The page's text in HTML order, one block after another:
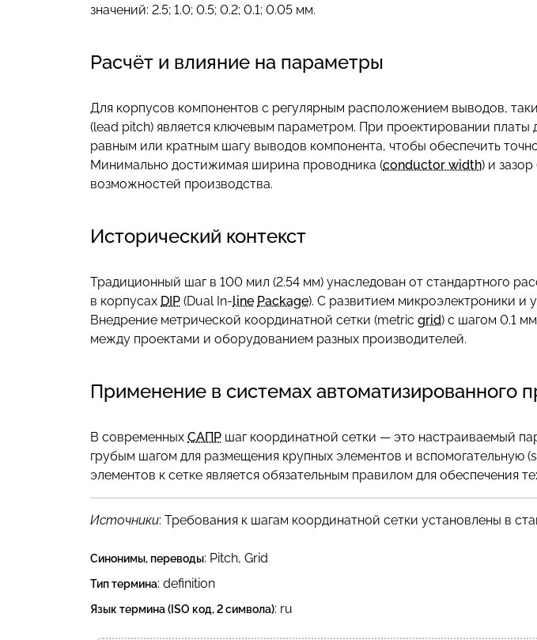
значений: 2.5; 1.0; 0.5; 0.2; 0.1; 0.05 мм.
Расчёт и влияние на параметры
Для корпусов компонентов с регулярным расположением выводов,
(lead pitch) является ключевым параметром. При проектировании
равным или кратным шагу выводов компонента, чтобы обеспечить
Минимально достижимая ширина проводника (conductor width) и зазор
возможностей производства.
Исторический контекст
Традиционный шаг в 100 мил (2.54 мм) унаследован от стандартного
в корпусах DIP (Dual In-line Package). С развитием микроэлектроники и
Внедрение метрической координатной сетки (metric grid) с шагом 0.1
между проектами и оборудованием разных производителей.
Применение в системах автоматизированного
В современных САПР шаг координатной сетки — это настраиваемый
грубым шагом для размещения крупных элементов и вспомогательную
элементов к сетке является обязательным правилом для обеспечения
Источники: Требования к шагам координатной сетки установлены в
Синонимы, переводы: Pitch, Grid
Тип термина: definition
Язык термина (ISO код, 2 символа): ru